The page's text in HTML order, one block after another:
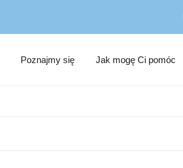
Poznajmy się Jak mogę Ci pomóc